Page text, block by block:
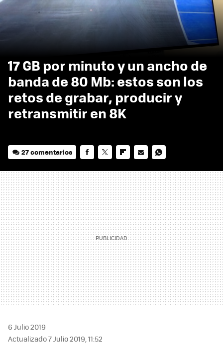
17 GB por minuto y un ancho de
banda de 80 Mb: estos son los
retos de grabar, producir y
retransmitir en 8K
27 comentarios
MAIL
6 Julio 2019
Actualizado 7 Julio 2019, 11:52